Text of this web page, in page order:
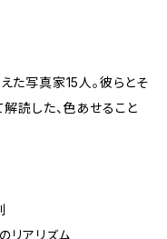
た写真家15人。彼らとそ
読した、色あせること
リアリズム